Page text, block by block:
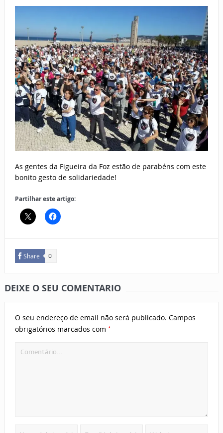
As gentes da Figueira da Foz estão de parabéns com este
bonito gesto de solidariedade!
Partilhar este artigo:
Share 0
DEIXE O SEU COMENTÁRIO
O seu endereço de email não será publicado. Campos
obrigatórios marcados com *